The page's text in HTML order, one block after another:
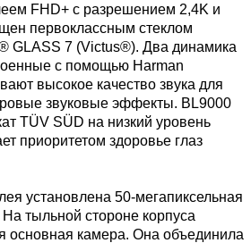
FHD+ с разрешением 2,4K и
первоклассным стеклом
GLASS 7 (Victus®). Два динамика
с помощью Harman
высокое качество звука для
звуковые эффекты. BL9000
TÜV SÜD на низкий уровень
приоритетом здоровье глаз
установлена 50-мегапиксельная
тыльной стороне корпуса
основная камера. Она объединила